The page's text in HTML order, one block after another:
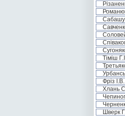
Тіміш
Фріз І.В.
Хлань
Шверк